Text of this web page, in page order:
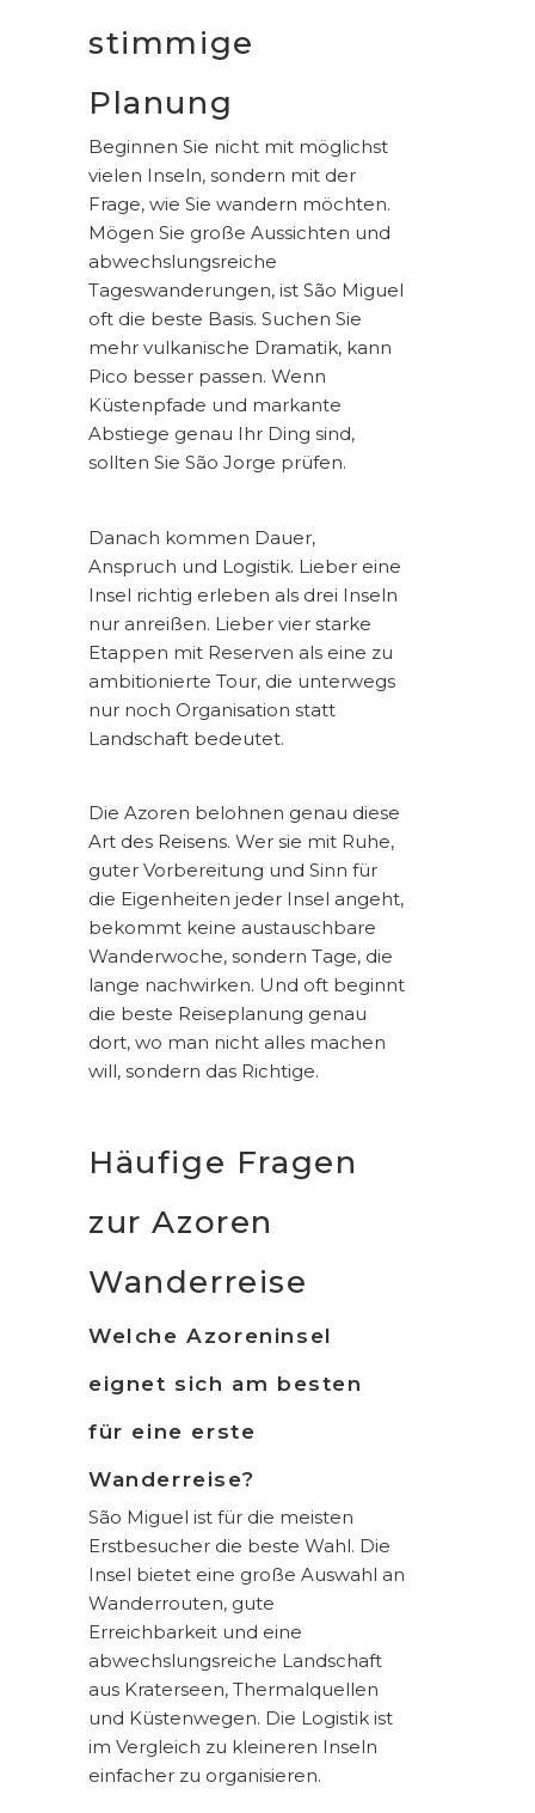
stimmige
Planung
Beginnen Sie nicht mit möglichst
vielen Inseln, sondern mit der
Frage, wie Sie wandern möchten.
Mögen Sie große Aussichten und
abwechslungsreiche
Tageswanderungen, ist São Miguel
oft die beste Basis. Suchen Sie
mehr vulkanische Dramatik, kann
Pico besser passen. Wenn
Küstenpfade und markante
Abstiege genau Ihr Ding sind,
sollten Sie São Jorge prüfen.
Danach kommen Dauer,
Anspruch und Logistik. Lieber eine
Insel richtig erleben als drei Inseln
nur anreißen. Lieber vier starke
Etappen mit Reserven als eine zu
ambitionierte Tour, die unterwegs
nur noch Organisation statt
Landschaft bedeutet.
Die Azoren belohnen genau diese
Art des Reisens. Wer sie mit Ruhe,
guter Vorbereitung und Sinn für
die Eigenheiten jeder Insel angeht,
bekommt keine austauschbare
Wanderwoche, sondern Tage, die
lange nachwirken. Und oft beginnt
die beste Reiseplanung genau
dort, wo man nicht alles machen
will, sondern das Richtige.
Häufige Fragen
zur Azoren
Wanderreise
Welche Azoreninsel
eignet sich am besten
für eine erste
Wanderreise?
São Miguel ist für die meisten
Erstbesucher die beste Wahl. Die
Insel bietet eine große Auswahl an
Wanderrouten, gute
Erreichbarkeit und eine
abwechslungsreiche Landschaft
aus Kraterseen, Thermalquellen
und Küstenwegen. Die Logistik ist
im Vergleich zu kleineren Inseln
einfacher zu organisieren.